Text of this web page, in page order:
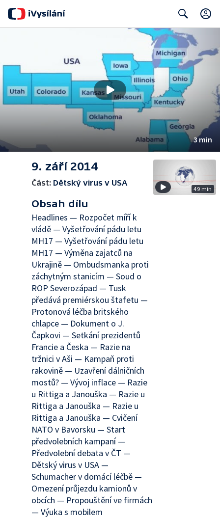
Search
3 min
9. září 2014
Část: Dětský virus v USA
Obsah dílu
Headlines — Rozpočet míří k
vládě — Vyšetřování pádu letu
MH17 — Vyšetřování pádu letu
MH17 — Výměna zajatců na
Ukrajině — Ombudsmanka proti
záchytným stanicím — Soud o
ROP Severozápad — Tusk
předává premiérskou štafetu —
Protonová léčba britského
chlapce — Dokument o J.
Čapkovi — Setkání prezidentů
Francie a Česka — Razie na
tržnici v Aši — Kampaň proti
rakovině — Uzavření dálničních
mostů? — Vývoj inflace — Razie
u Rittiga a Janouška — Razie u
Rittiga a Janouška — Razie u
Rittiga a Janouška — Cvičení
NATO v Bavorsku — Start
předvolebních kampaní —
Předvolební debata v ČT —
Dětský virus v USA —
Schumacher v domácí léčbě —
Omezení průjezdu kamionů v
obcích — Propouštění ve firmách
— Výuka s mobilem
49 min